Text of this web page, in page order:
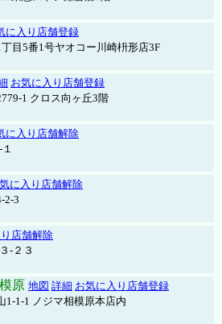
に入り店舗登録
目5番1号ヤオコー川崎枡形店3F
お気に入り店舗登録
1 クロス向ヶ丘3階
に入り店舗解除
に入り店舗解除
2-3
店舗解除
-２３
原 地図 詳細 お気に入り店舗登録
1-1-1 ノジマ相模原本店内